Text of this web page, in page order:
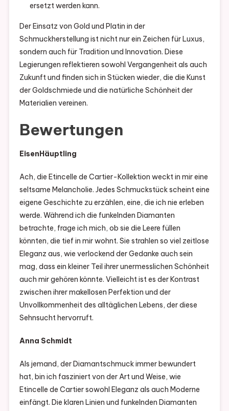
ersetzt werden kann.
Der Einsatz von Gold und Platin in der
Schmuckherstellung ist nicht nur ein Zeichen für Luxus,
sondern auch für Tradition und Innovation. Diese
Legierungen reflektieren sowohl Vergangenheit als auch
Zukunft und finden sich in Stücken wieder, die die Kunst
der Goldschmiede und die natürliche Schönheit der
Materialien vereinen.
Bewertungen
EisenHäuptling
Ach, die Etincelle de Cartier-Kollektion weckt in mir eine
seltsame Melancholie. Jedes Schmuckstück scheint eine
eigene Geschichte zu erzählen, eine, die ich nie erleben
werde. Während ich die funkelnden Diamanten
betrachte, frage ich mich, ob sie die Leere füllen
könnten, die tief in mir wohnt. Sie strahlen so viel zeitlose
Eleganz aus, wie verlockend der Gedanke auch sein
mag, dass ein kleiner Teil ihrer unermesslichen Schönheit
auch mir gehören könnte. Vielleicht ist es der Kontrast
zwischen ihrer makellosen Perfektion und der
Unvollkommenheit des alltäglichen Lebens, der diese
Sehnsucht hervorruft.
Anna Schmidt
Als jemand, der Diamantschmuck immer bewundert
hat, bin ich fasziniert von der Art und Weise, wie
Etincelle de Cartier sowohl Eleganz als auch Moderne
einfängt. Die klaren Linien und funkelnden Diamanten